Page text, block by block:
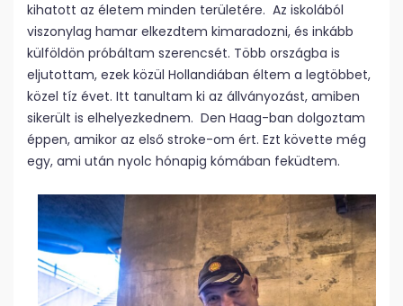
kihatott az életem minden területére. Az iskolából
viszonylag hamar elkezdtem kimaradozni, és inkább
külföldön próbáltam szerencsét. Több országba is
eljutottam, ezek közül Hollandiában éltem a legtöbbet,
közel tíz évet. Itt tanultam ki az állványozást, amiben
sikerült is elhelyezkednem. Den Haag-ban dolgoztam
éppen, amikor az első stroke-om ért. Ezt követte még
egy, ami után nyolc hónapig kómában feküdtem.